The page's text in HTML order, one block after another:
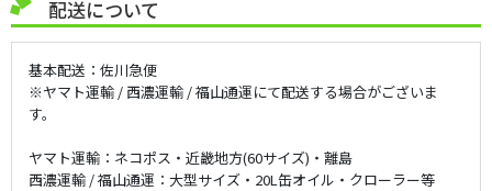
配送について
基本配送：佐川急便
※ヤマト運輸 / 西濃運輸 / 福山通運にて配送する場合がございま
す。
ヤマト運輸：ネコポス・近畿地方(60サイズ)・離島
西濃運輸 / 福山通運：大型サイズ・20L缶オイル・クローラー等